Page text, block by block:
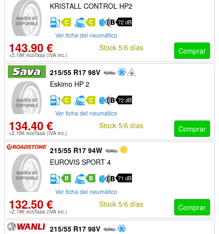
KRISTALL CONTROL HP2
C C 72 dB
Ver ficha del neumático
143.90 €
+2.18€ ecoTasa (IVA inc.) Comprar
Stock 5/6 días
215/55 R17 98V
Eskimo HP 2
C C 72 dB
Ver ficha del neumático
134.40 €
+2.18€ ecoTasa (IVA inc.) Comprar
Stock 5/6 días
215/55 R17 94W
EUROVIS SPORT 4
B B 71 dB
Ver ficha del neumático
132.50 €
+2.18€ ecoTasa (IVA inc.) Comprar
Stock 5/6 días
215/55 R17 98V